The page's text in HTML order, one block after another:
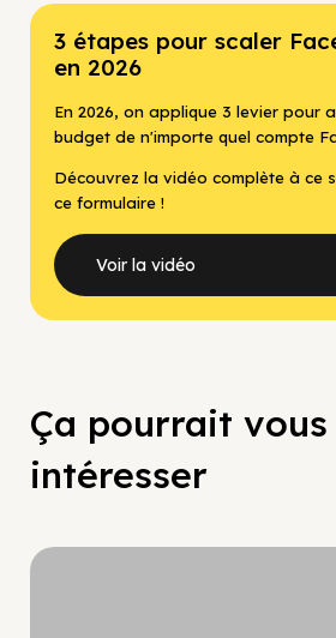
3 étapes pour scaler
en 2026
En 2026, on applique 3 levier pour
budget de n'importe quel compte
Découvrez la vidéo complète à ce
ce formulaire !
Voir la vidéo
Ça pourrait vous
intéresser